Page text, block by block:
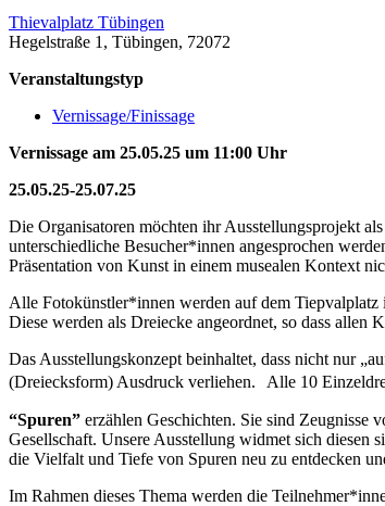
Thievalplatz Tübingen
Hegelstraße 1, Tübingen, 72072
Veranstaltungstyp
Vernissage/Finissage
Vernissage am 25.05.25 um 11:00 Uhr
25.05.25-25.07.25
Die Organisatoren möchten ihr Ausstellungsprojekt
unterschiedliche Besucher*innen angesprochen
Präsentation von Kunst in einem musealen Kontext
Alle Fotokünstler*innen werden auf dem
Diese werden als Dreiecke angeordnet, so dass allen
Das Ausstellungskonzept beinhaltet, dass nicht nur
(Dreiecksform) Ausdruck verliehen. Alle 10
“Spuren” erzählen Geschichten. Sie sind Zeugnisse
Gesellschaft. Unsere Ausstellung widmet sich diesen
die Vielfalt und Tiefe von Spuren neu zu entdecken
Im Rahmen dieses Thema werden die